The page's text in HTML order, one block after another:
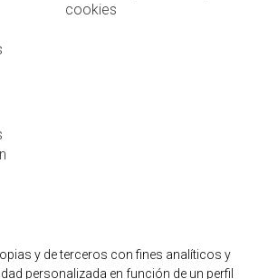
cookies
NUESTRA AGENCIA
y de terceros con fines analíticos y
personalizada en función de un perfil